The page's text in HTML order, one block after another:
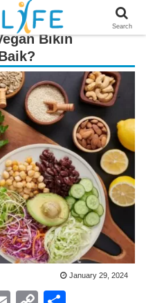
Bikin
January 29, 2024
Search